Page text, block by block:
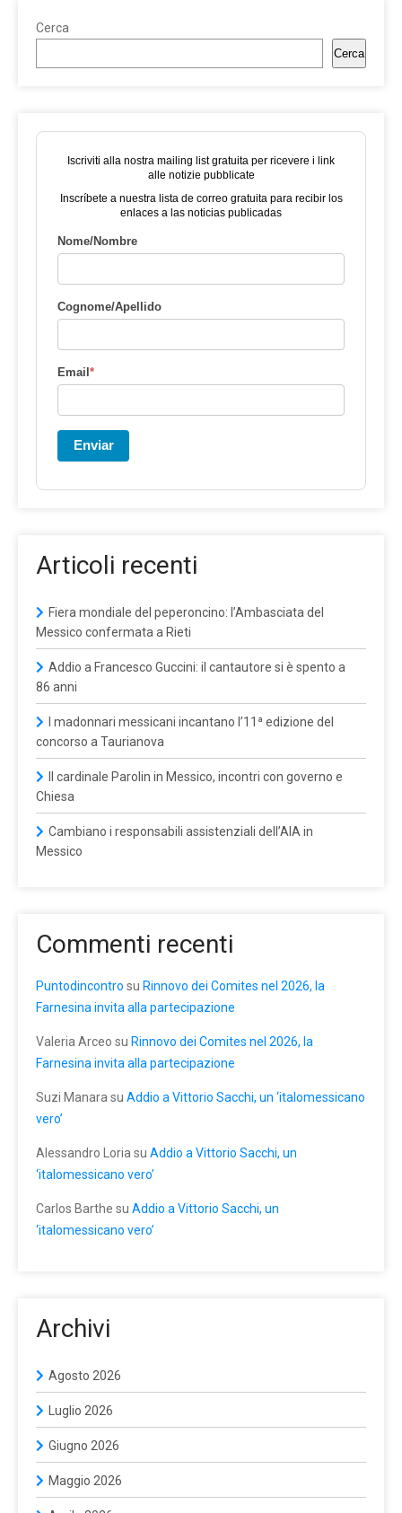
Cerca
Cerca
Iscriviti alla nostra mailing list gratuita per ricevere i link
alle notizie pubblicate
Inscríbete a nuestra lista de correo gratuita para recibir los
enlaces a las noticias publicadas
Nome/Nombre
Cognome/Apellido
Email*
Enviar
Articoli recenti
Fiera mondiale del peperoncino: l’Ambasciata del
Messico confermata a Rieti
Addio a Francesco Guccini: il cantautore si è spento a
86 anni
I madonnari messicani incantano l’11ª edizione del
concorso a Taurianova
Il cardinale Parolin in Messico, incontri con governo e
Chiesa
Cambiano i responsabili assistenziali dell’AIA in
Messico
Commenti recenti
Puntodincontro su Rinnovo dei Comites nel 2026, la
Farnesina invita alla partecipazione
Valeria Arceo su Rinnovo dei Comites nel 2026, la
Farnesina invita alla partecipazione
Suzi Manara su Addio a Vittorio Sacchi, un ‘italomessicano
vero’
Alessandro Loria su Addio a Vittorio Sacchi, un
‘italomessicano vero’
Carlos Barthe su Addio a Vittorio Sacchi, un
‘italomessicano vero’
Archivi
Agosto 2026
Luglio 2026
Giugno 2026
Maggio 2026